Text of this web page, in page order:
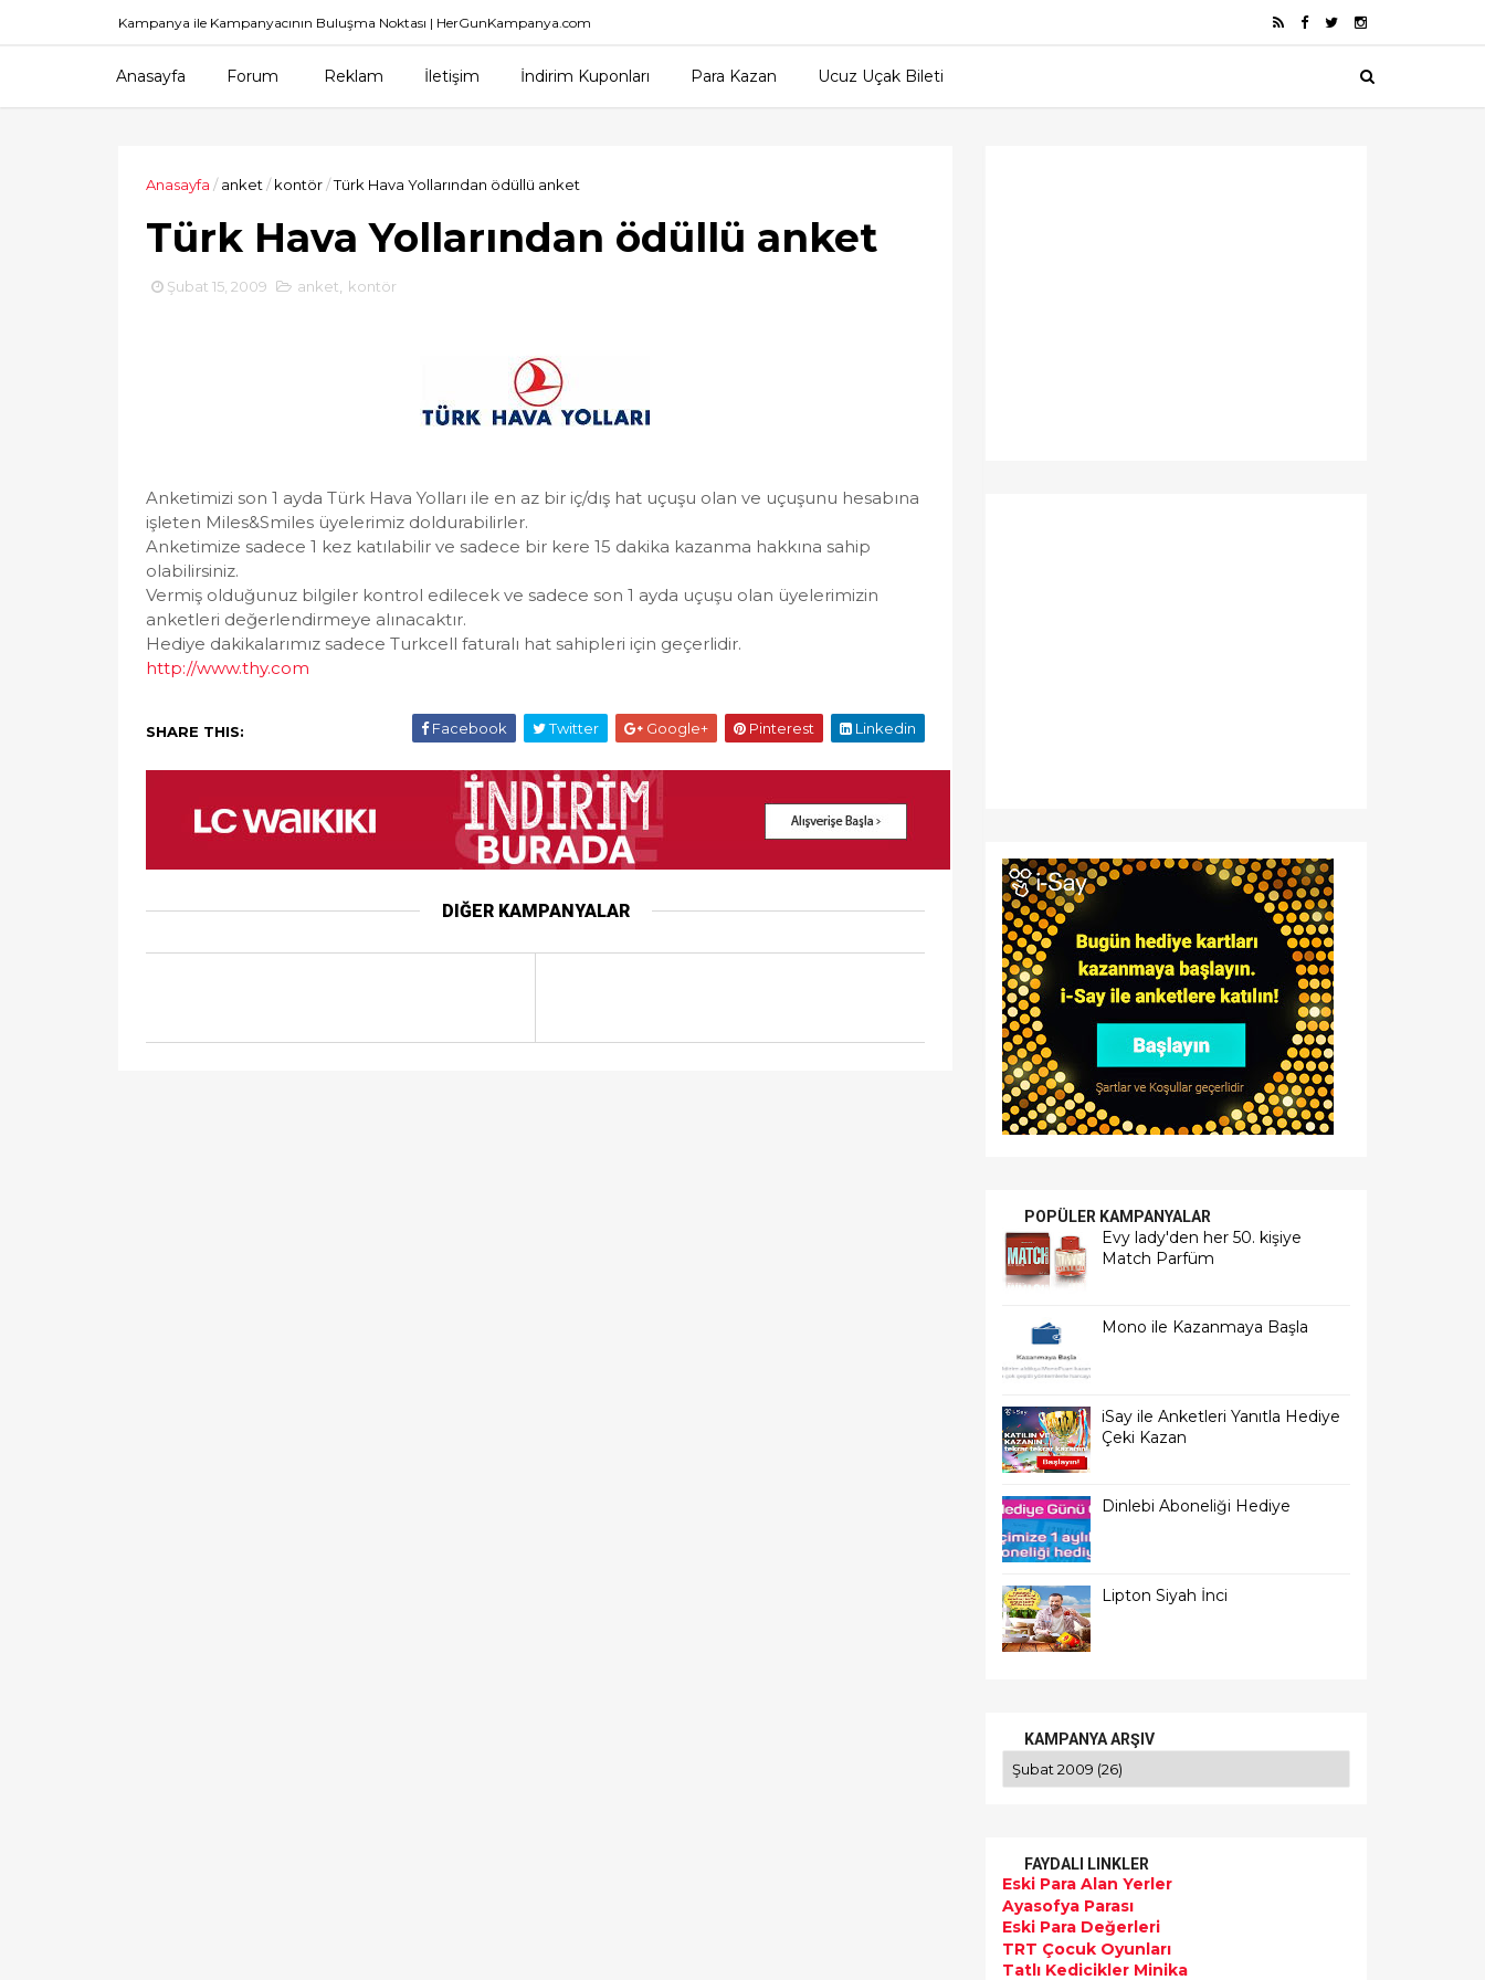
Kampanya ile Kampanyacının Buluşma Noktası | HerGunKampanya.com
Anasayfa Forum Reklam İletişim İndirim Kuponları Para Kazan Ucuz Uçak Bileti
Anasayfa / anket / kontör/Türk Hava Yollarından ödüllü anket
Türk Hava Yollarından ödüllü anket
Şubat 15, 2009 anket kontör
Anketimizi son 1 ayda Türk Hava Yolları ile en az bir iç/dış hat uçuşu olan ve uçuşunu hesabına
işleten Miles&Smiles üyelerimiz doldurabilirler.
Anketimize sadece 1 kez katılabilir ve sadece bir kere 15 dakika kazanma hakkına sahip
olabilirsiniz.
Vermiş olduğunuz bilgiler kontrol edilecek ve sadece son 1 ayda uçuşu olan üyelerimizin
anketleri değerlendirmeye alınacaktır.
Hediye dakikalarımız sadece Turkcell faturalı hat sahipleri için geçerlidir.
http://www.thy.com
SHARE THIS: Facebook Twitter Google+ Pinterest Linkedin
DIĞER KAMPANYALAR
POPÜLER KAMPANYALAR
Evy lady'den her 50. kişiye
Match Parfüm
Mono ile Kazanmaya Başla
iSay ile Anketleri Yanıtla Hediye
Çeki Kazan
Dinlebi Aboneliği Hediye
Lipton Siyah İnci
KAMPANYA ARŞIV
FAYDALI LINKLER
Eski Para Alan Yerler
Ayasofya Parası
Eski Para Değerleri
TRT Çocuk Oyunları
Tatlı Kedicikler Minika